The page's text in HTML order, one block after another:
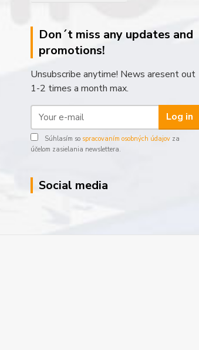
Don´t miss any updates and
promotions!
Unsubscribe anytime! News aresent out
1-2 times a month max.
Log in
Súhlasím so spracovaním osobných údajov za
účelom zasielania newslettera.
Social media